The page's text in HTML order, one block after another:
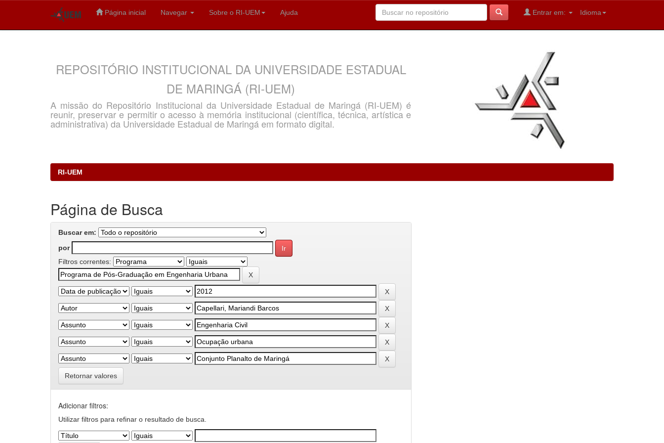
Página inicial Navegar Sobre o RI-UEM Ajuda Idioma
Entrar em:
REPOSITÓRIO INSTITUCIONAL DA UNIVERSIDADE ESTADUAL
DE MARINGÁ (RI-UEM)
A missão do Repositório Institucional da Universidade Estadual de Maringá (RI-UEM) é
reunir, preservar e permitir o acesso à memória institucional (científica, técnica, artística e
administrativa) da Universidade Estadual de Maringá em formato digital.
RI-UEM
Página de Busca
Buscar em:
por
Filtros correntes:
Retornar valores
Adicionar filtros:
Utilizar filtros para refinar o resultado de busca.